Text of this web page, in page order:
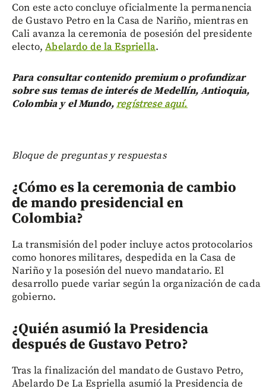
Con este acto concluye oficialmente la permanencia
de Gustavo Petro en la Casa de Nariño, mientras en
Cali avanza la ceremonia de posesión del presidente
electo,Abelardo de la Espriella.
Para consultar contenido premium o profundizar
sobre sus temas de interés de Medellín, Antioquia,
Colombia y el Mundo,regístrese aquí.
Bloque de preguntas y respuestas
¿Cómo es la ceremonia de cambio
de mando presidencial en
Colombia?
La transmisión del poder incluye actos protocolarios
como honores militares, despedida en la Casa de
Nariño y la posesión del nuevo mandatario. El
desarrollo puede variar según la organización de cada
gobierno.
¿Quién asumió la Presidencia
después de Gustavo Petro?
Tras la finalización del mandato de Gustavo Petro,
Abelardo De La Espriella asumió la Presidencia de